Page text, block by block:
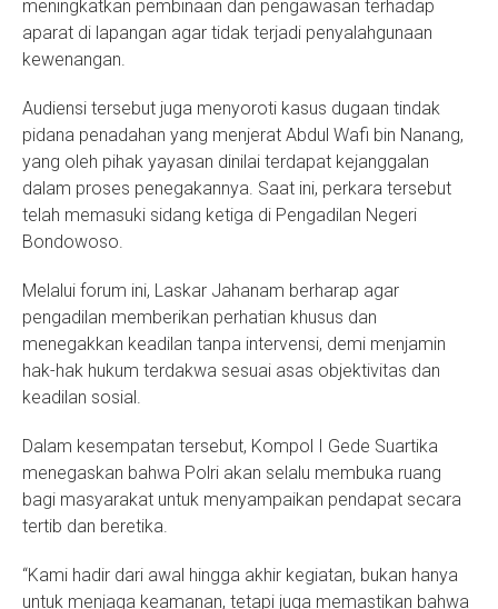
meningkatkan pembinaan dan pengawasan terhadap
aparat di lapangan agar tidak terjadi penyalahgunaan
kewenangan.
Audiensi tersebut juga menyoroti kasus dugaan tindak
pidana penadahan yang menjerat Abdul Wafi bin Nanang,
yang oleh pihak yayasan dinilai terdapat kejanggalan
dalam proses penegakannya. Saat ini, perkara tersebut
telah memasuki sidang ketiga di Pengadilan Negeri
Bondowoso.
Melalui forum ini, Laskar Jahanam berharap agar
pengadilan memberikan perhatian khusus dan
menegakkan keadilan tanpa intervensi, demi menjamin
hak-hak hukum terdakwa sesuai asas objektivitas dan
keadilan sosial.
Dalam kesempatan tersebut, Kompol I Gede Suartika
menegaskan bahwa Polri akan selalu membuka ruang
bagi masyarakat untuk menyampaikan pendapat secara
tertib dan beretika.
“Kami hadir dari awal hingga akhir kegiatan, bukan hanya
untuk menjaga keamanan, tetapi juga memastikan bahwa